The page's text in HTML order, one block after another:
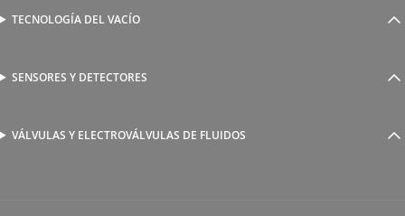
Válvulas complementarias
Racores rápidos
Reguladores de caudal
Racores para soldadura
TECNOLOGÍA DEL VACÍO
Ventosas
Válvulas y electroválvulas
SENSORES Y DETECTORES
Detectores magnéticos
VÁLVULAS Y ELECTROVÁLVULAS DE FLUIDOS
Electroválvulas de acción directa